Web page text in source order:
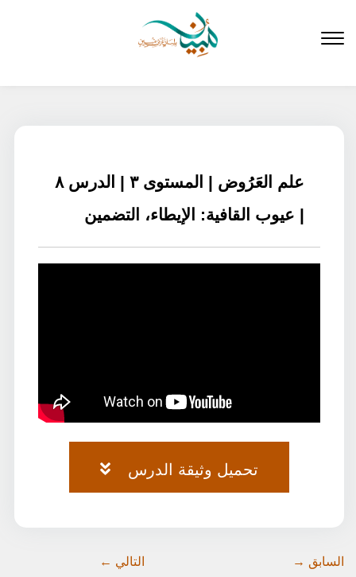
المحتوى
علم العَرُوض | المستوى ٣ | الدرس ٨
| عيوب القافية: الإيطاء، التضمين
تحميل وثيقة الدرس
السابق → التالي ←